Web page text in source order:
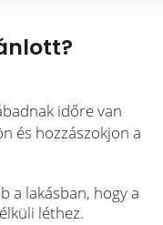
időre van
és hozzászokjon a
a lakásban, hogy a
léthez.